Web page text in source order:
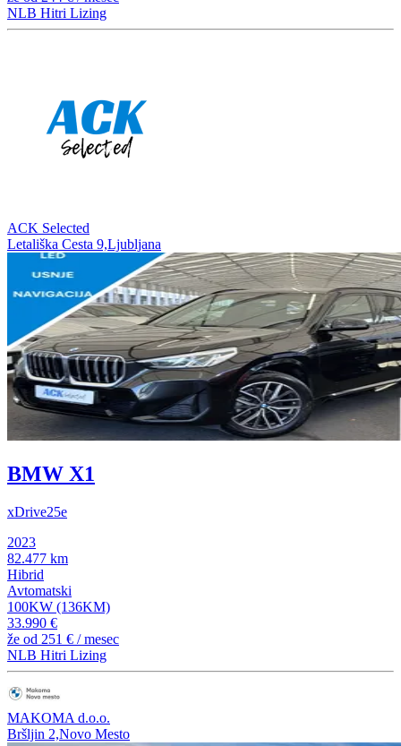
NLB Hitri Lizing
ACK Selected
Letališka Cesta 9,Ljubljana
BMW X1
xDrive25e
2023
82.477 km
Hibrid
Avtomatski
100KW (136KM)
33.990 €
že od 251 € / mesec
NLB Hitri Lizing
MAKOMA d.o.o.
Bršljin 2,Novo Mesto